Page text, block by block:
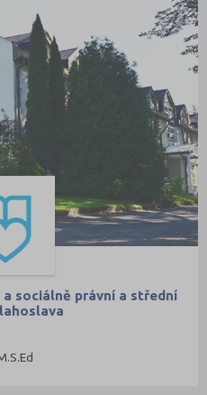
sociálně právní a střední